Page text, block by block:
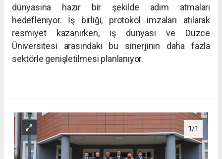
dünyasına hazır bir şekilde adım atmaları
hedefleniyor. İş birliği, protokol imzaları atılarak
resmiyet kazanırken, iş dünyası ve Düzce
Üniversitesi arasındaki bu sinerjinin daha fazla
sektörle genişletilmesi planlanıyor.
1/1